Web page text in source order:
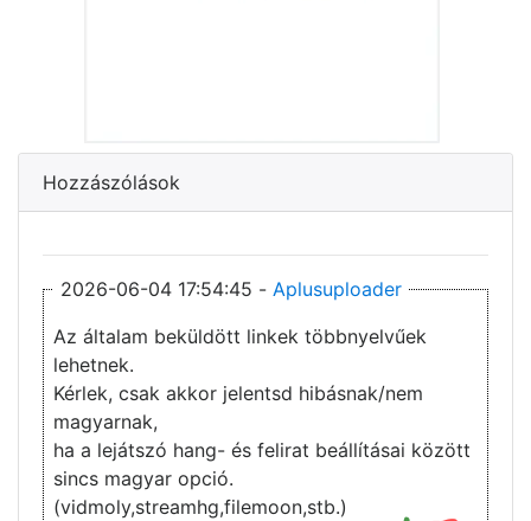
Hozzászólások
2026-06-04 17:54:45 - Aplusuploader
Az általam beküldött linkek többnyelvűek
lehetnek.
Kérlek, csak akkor jelentsd hibásnak/nem
magyarnak,
ha a lejátszó hang- és felirat beállításai között
sincs magyar opció.
(vidmoly,streamhg,filemoon,stb.)